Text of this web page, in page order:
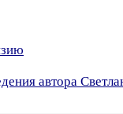
автора